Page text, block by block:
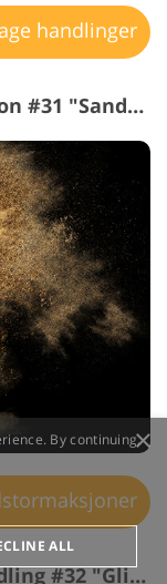
handlinger
Polaroid Frame Photoshop Action #31 "Sandstorm"
Polaroid-effekt Photoshop-handling #32 "Glitch"
×
By continuing,
ALL